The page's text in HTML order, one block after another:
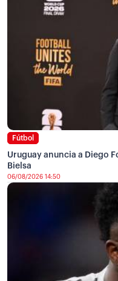
Fútbol
Uruguay anuncia a Diego
Bielsa
06/08/2026 14:50